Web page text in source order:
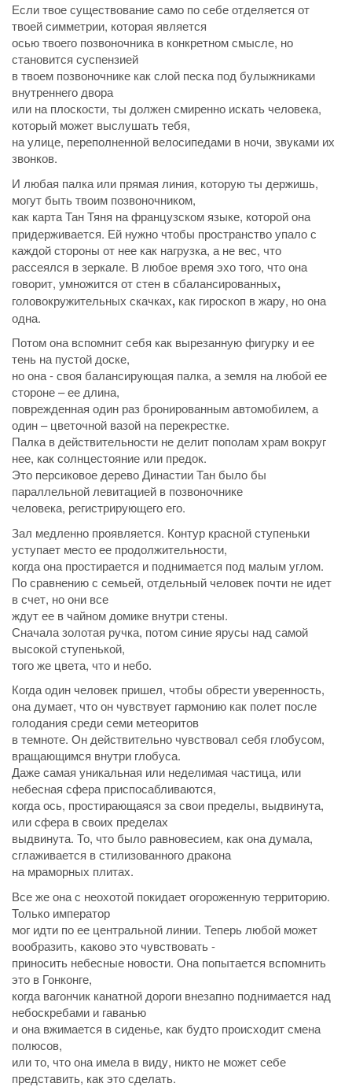
Если твое существование само по себе отделяется от
твоей симметрии, которая является
осью твоего позвоночника в конкретном смысле, но
становится суспензией
в твоем позвоночнике как слой песка под булыжниками
внутреннего двора
или на плоскости, ты должен смиренно искать человека,
который может выслушать тебя,
на улице, переполненной велосипедами в ночи, звуками их
звонков.
И любая палка или прямая линия, которую ты держишь,
могут быть твоим позвоночником,
как карта Тан Тяня на французском языке, которой она
придерживается. Ей нужно чтобы пространство упало с
каждой стороны от нее как нагрузка, а не вес, что
рассеялся в зеркале. В любое время эхо того, что она
говорит, умножится от стен в сбалансированных,
головокружительных скачках, как гироскоп в жару, но она
одна.
Потом она вспомнит себя как вырезанную фигурку и ее
тень на пустой доске,
но она - своя балансирующая палка, а земля на любой ее
стороне – ее длина,
поврежденная один раз бронированным автомобилем, а
один – цветочной вазой на перекрестке.
Палка в действительности не делит пополам храм вокруг
нее, как солнцестояние или предок.
Это персиковое дерево Династии Тан было бы
параллельной левитацией в позвоночнике
человека, регистрирующего его.
Зал медленно проявляется. Контур красной ступеньки
уступает место ее продолжительности,
когда она простирается и поднимается под малым углом.
По сравнению с семьей, отдельный человек почти не идет
в счет, но они все
ждут ее в чайном домике внутри стены.
Сначала золотая ручка, потом синие ярусы над самой
высокой ступенькой,
того же цвета, что и небо.
Когда один человек пришел, чтобы обрести уверенность,
она думает, что он чувствует гармонию как полет после
голодания среди семи метеоритов
в темноте. Он действительно чувствовал себя глобусом,
вращающимся внутри глобуса.
Даже самая уникальная или неделимая частица, или
небесная сфера приспосабливаются,
когда ось, простирающаяся за свои пределы, выдвинута,
или сфера в своих пределах
выдвинута. То, что было равновесием, как она думала,
сглаживается в стилизованного дракона
на мраморных плитах.
Все же она с неохотой покидает огороженную территорию.
Только император
мог идти по ее центральной линии. Теперь любой может
вообразить, каково это чувствовать -
приносить небесные новости. Она попытается вспомнить
это в Гонконге,
когда вагончик канатной дороги внезапно поднимается над
небоскребами и гаванью
и она вжимается в сиденье, как будто происходит смена
полюсов,
или то, что она имела в виду, никто не может себе
представить, как это сделать.